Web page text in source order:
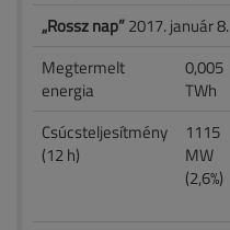
„Rossz nap”2017. január 8.
Megtermelt
energia
0,005
TWh
Csúcsteljesítmény
(12 h)
1115
MW
(2,6%)